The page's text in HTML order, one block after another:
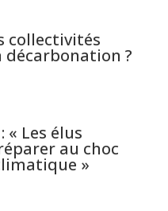
collectivités
décarbonation ?
« Les élus
au choc
»